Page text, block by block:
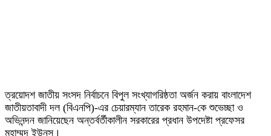
ত্রয়োদশ জাতীয় সংসদ নির্বাচনে বিপুল সংখ্যাগরিষ্ঠতা অর্জন করায় বাংলাদেশ
জাতীয়তাবাদী দল (বিএনপি)-এর চেয়ারম্যানতারেক রহমান-কে শুভেচ্ছা ও
অভিনন্দন জানিয়েছেন অন্তর্বর্তীকালীন সরকারের প্রধান উপদেষ্টা প্রফেসর
মুহাম্মদ ইউনূস।